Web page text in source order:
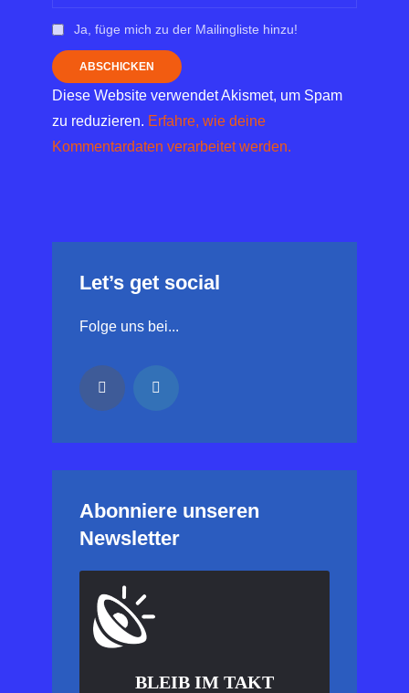
Ja, füge mich zu der Mailingliste hinzu!
Diese Website verwendet Akismet, um Spam
zu reduzieren. Erfahre, wie deine
Kommentardaten verarbeitet werden.
Let’s get social
Folge uns bei...
Abonniere unseren
Newsletter
BLEIB IM TAKT